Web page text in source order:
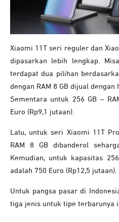
Xiaomi 11T seri reguler dan
dipasarkan lebih lengkap.
terdapat dua pilihan
dengan RAM 8 GB dijual dengan
Sementara untuk 256 GB –
Euro (Rp9,1 jutaan).
Lalu, untuk seri Xiaomi 11T
RAM 8 GB dibanderol
Kemudian, untuk kapasitas
adalah 750 Euro (Rp12,5 jutaan).
Untuk pangsa pasar di
tiga jenis untuk tipe terbarunya